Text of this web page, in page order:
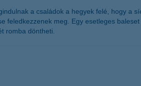
a családok a hegyek felé, hogy a
meg. Egy esetleges
romba döntheti.